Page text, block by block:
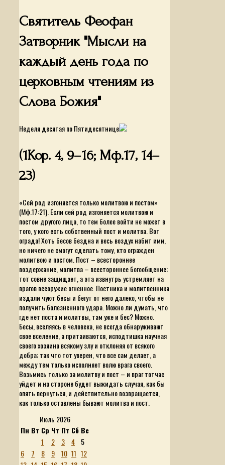
Святитель Феофан
Затворник "Мысли на
каждый день года по
церковным чтениям из
Слова Божия"
Неделя десятая по Пятидесятнице
(1Кор. 4, 9–16; Мф.17, 14–
23)
«Сей род изгоняется только молитвою и постом»
(Мф.17:21). Если сей род изгоняется молитвою и
постом другого лица, то тем более войти не может в
того, у кого есть собственный пост и молитва. Вот
ограда! Хоть бесов бездна и весь воздух набит ими,
но ничего не смогут сделать тому, кто огражден
молитвою и постом. Пост – всестороннее
воздержание, молитва – всестороннее богообщение;
тот совне защищает, а эта извнутрь устремляет на
врагов всеоружие огненное. Постника и молитвенника
издали чуют бесы и бегут от него далеко, чтобы не
получить болезненного удара. Можно ли думать, что
где нет поста и молитвы, там уже и бес? Можно.
Бесы, вселяясь в человека, не всегда обнаруживают
свое вселение, а притаиваются, исподтишка научная
своего хозяина всякому злу и отклоняя от всякого
добра; так что тот уверен, что все сам делает, а
между тем только исполняет волю врага своего.
Возьмись только за молитву и пост – и враг тотчас
уйдет и на стороне будет выжидать случая, как бы
опять вернуться, и действительно возвращается,
как только оставлены бывают молитва и пост.
Июль 2026
Пн Вт Ср Чт Пт Сб Вс
1
2 3 4
5
6
7 8 9 10 11 12